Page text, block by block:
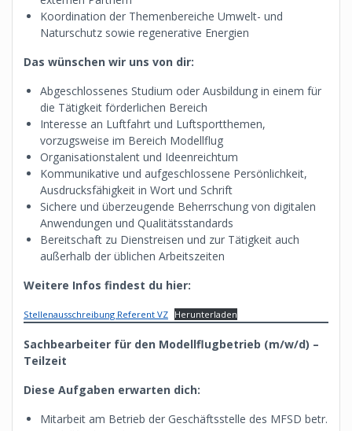
Koordination der Themenbereiche Umwelt- und
Naturschutz sowie regenerative Energien
Das wünschen wir uns von dir:
Abgeschlossenes Studium oder Ausbildung in einem für
die Tätigkeit förderlichen Bereich
Interesse an Luftfahrt und Luftsportthemen,
vorzugsweise im Bereich Modellflug
Organisationstalent und Ideenreichtum
Kommunikative und aufgeschlossene Persönlichkeit,
Ausdrucksfähigkeit in Wort und Schrift
Sichere und überzeugende Beherrschung von digitalen
Anwendungen und Qualitätsstandards
Bereitschaft zu Dienstreisen und zur Tätigkeit auch
außerhalb der üblichen Arbeitszeiten
Weitere Infos findest du hier:
Stellenausschreibung Referent VZ Herunterladen
Sachbearbeiter für den Modellflugbetrieb (m/w/d) –
Teilzeit
Diese Aufgaben erwarten dich:
Mitarbeit am Betrieb der Geschäftsstelle des MFSD betr.